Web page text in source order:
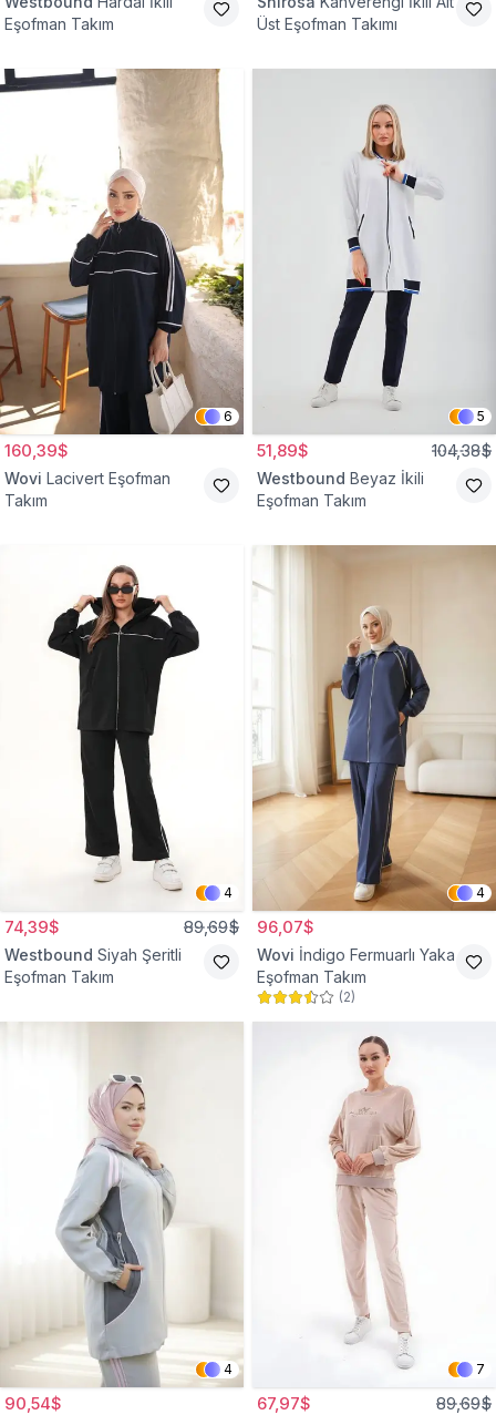
Eşofman Takım
Üst Eşofman Takımı
6
160,39$
Wovi Lacivert Eşofman
Takım
5
51,89$ 104,38$
Westbound Beyaz İkili
Eşofman Takım
4
74,39$ 89,69$
Westbound Siyah Şeritli
Eşofman Takım
4
96,07$
Wovi İndigo Fermuarlı Yaka
Eşofman Takım
(2)
4
90,54$
7
67,97$ 89,69$